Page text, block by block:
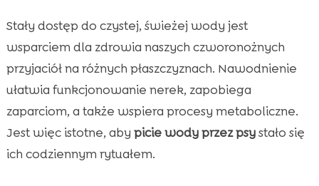
Stały dostęp do czystej, świeżej wody jest
wsparciem dla zdrowia naszych czworonożnych
przyjaciół na różnych płaszczyznach. Nawodnienie
ułatwia funkcjonowanie nerek, zapobiega
zaparciom, a także wspiera procesy metaboliczne.
Jest więc istotne, aby picie wody przez psystało się
ich codziennym rytuałem.